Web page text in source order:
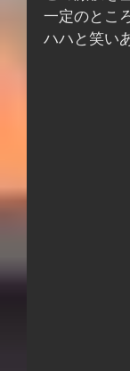
一定のとこ
ハハと笑い